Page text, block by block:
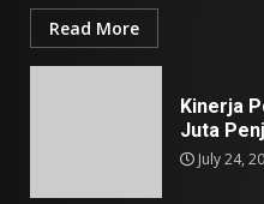
Read More
Kinerja
Juta
July 24,